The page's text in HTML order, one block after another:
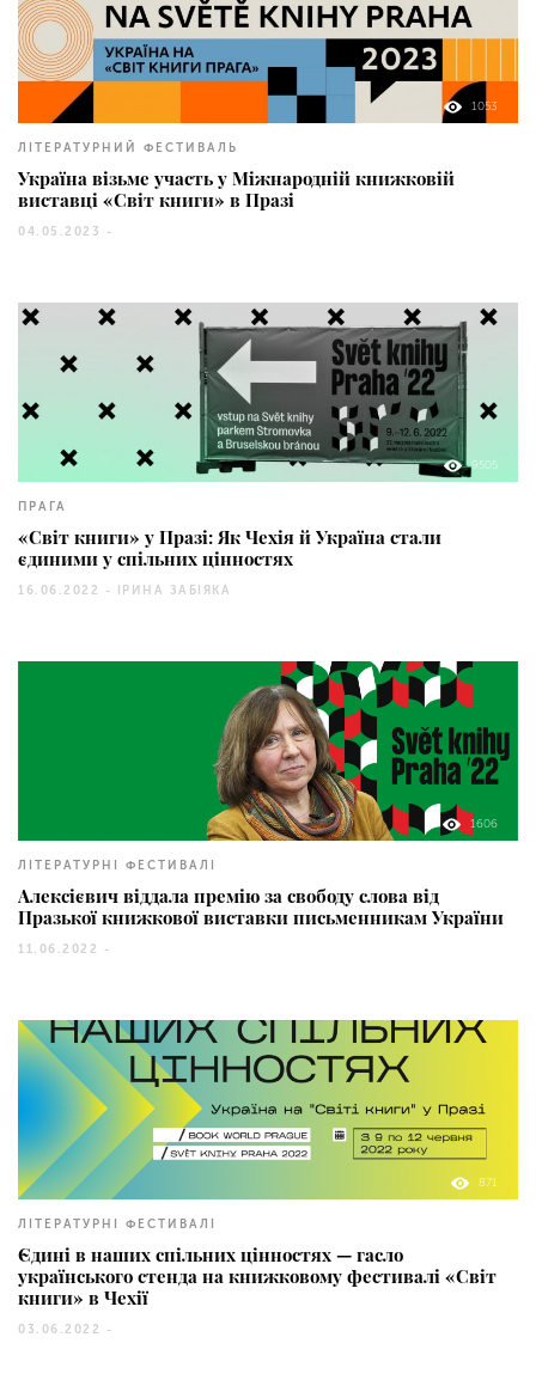
1053
ЛІТЕРАТУРНИЙ ФЕСТИВАЛЬ
Україна візьме участь у Міжнародній книжковій
виставці «Світ книги» в Празі
04.05.2023 -
9505
ПРАГА
«Світ книги» у Празі: Як Чехія й Україна стали
єдиними у спільних цінностях
16.06.2022 - ІРИНА ЗАБІЯКА
1606
ЛІТЕРАТУРНІ ФЕСТИВАЛІ
Алексієвич віддала премію за свободу слова від
Празької книжкової виставки письменникам України
11.06.2022 -
871
ЛІТЕРАТУРНІ ФЕСТИВАЛІ
Єдині в наших спільних цінностях — гасло
українського стенда на книжковому фестивалі «Світ
книги» в Чехії
03.06.2022 -